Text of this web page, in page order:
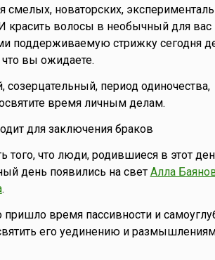
новаторских,
красить волосы в необычный для вас
поддерживаемую стрижку сегодня
вы ожидаете.
период одиночества,
время личным делам.
для заключения браков
того, что люди, родившиеся в этот
день появились на свет Алла
.
время пассивности и
его уединению и